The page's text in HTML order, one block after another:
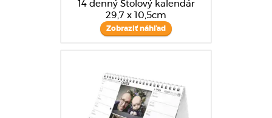
14 denný Stolový kalendár
29,7 x 10,5cm
Zobraziť náhľad